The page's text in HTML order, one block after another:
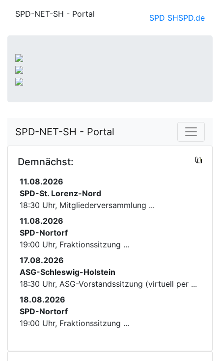
SPD-NET-SH - Portal SPD SHSPD.de
SPD-NET-SH - Portal
Demnächst:
11.08.2026
SPD-St. Lorenz-Nord
18:30 Uhr, Mitgliederversammlung ...
11.08.2026
SPD-Nortorf
19:00 Uhr, Fraktionssitzung ...
17.08.2026
ASG-Schleswig-Holstein
18:30 Uhr, ASG-Vorstandssitzung (virtuell per ...
18.08.2026
SPD-Nortorf
19:00 Uhr, Fraktionssitzung ...